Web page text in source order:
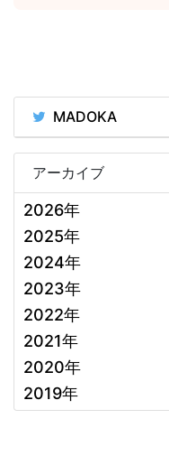
MADOKA
アーカイブ
2026年
2025年
2024年
2023年
2022年
2021年
2020年
2019年